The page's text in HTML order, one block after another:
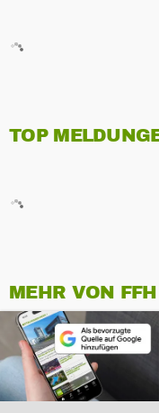
TOP
MEHR VON FFH